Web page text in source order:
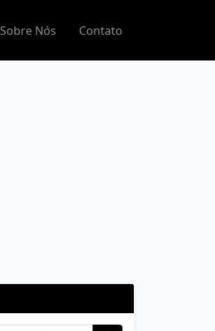
Sobre Nós Contato